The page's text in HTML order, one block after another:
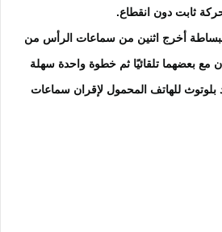
ثابت دون انقطاع.
أخرج اثنين من سماعات الرأس من
بعضهما تلقائيًا ثم خطوة واحدة سهلة
بلوتوث للهاتف المحمول لإقران سماعات